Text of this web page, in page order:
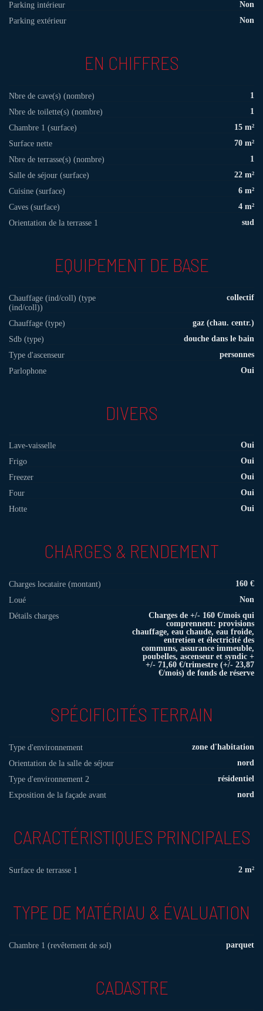
Parking intérieur
Non
Parking extérieur
Non
EN CHIFFRES
Nbre de cave(s) (nombre)
1
Nbre de toilette(s) (nombre)
1
Chambre 1 (surface)
15 m²
Surface nette
70 m²
Nbre de terrasse(s) (nombre)
1
Salle de séjour (surface)
22 m²
Cuisine (surface)
6 m²
Caves (surface)
4 m²
Orientation de la terrasse 1
sud
EQUIPEMENT DE BASE
Chauffage (ind/coll) (type
(ind/coll))
collectif
Chauffage (type)
gaz (chau. centr.)
Sdb (type)
douche dans le bain
Type d'ascenseur
personnes
Parlophone
Oui
DIVERS
Lave-vaisselle
Oui
Frigo
Oui
Freezer
Oui
Four
Oui
Hotte
Oui
CHARGES & RENDEMENT
Charges locataire (montant)
160 €
Loué
Non
Détails charges
Charges de +/- 160 €/mois qui
comprennent: provisions
chauffage, eau chaude, eau froide,
entretien et électricité des
communs, assurance immeuble,
poubelles, ascenseur et syndic +
+/- 71,60 €/trimestre (+/- 23,87
€/mois) de fonds de réserve
SPÉCIFICITÉS TERRAIN
Type d'environnement
zone d'habitation
Orientation de la salle de séjour
nord
Type d'environnement 2
résidentiel
Exposition de la façade avant
nord
CARACTÉRISTIQUES PRINCIPALES
Surface de terrasse 1 2 m²
TYPE DE MATÉRIAU & ÉVALUATION
Chambre 1 (revêtement de sol) parquet
CADASTRE